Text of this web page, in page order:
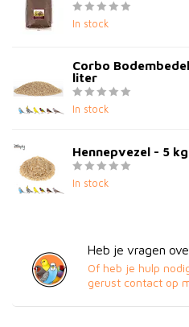
In stock
Corbo
liter
In stock
Hennepvezel - 5 kg
In stock
Heb je vragen
Of heb je hulp
gerust contact op